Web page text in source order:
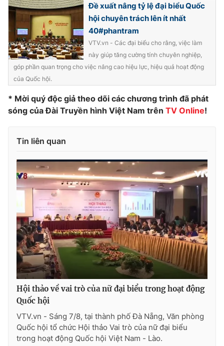
Đề xuất nâng tỷ lệ đại biểu Quốc
hội chuyên trách lên ít nhất
40#phantram
VTV.vn - Các đại biểu cho rằng, việc làm
này giúp tăng cường tính chuyên nghiệp,
góp phần quan trọng cho việc nâng cao hiệu lực, hiệu quả hoạt động
của Quốc hội.
* Mời quý độc giả theo dõi các chương trình đã phát
sóng của Đài Truyền hình Việt Nam trên TV Online!
Tin liên quan
Hội thảo về vai trò của nữ đại biểu trong hoạt động
Quốc hội
VTV.vn - Sáng 7/8, tại thành phố Đà Nẵng, Văn phòng
Quốc hội tổ chức Hội thảo Vai trò của nữ đại biểu
trong hoạt động Quốc hội Việt Nam - Lào.